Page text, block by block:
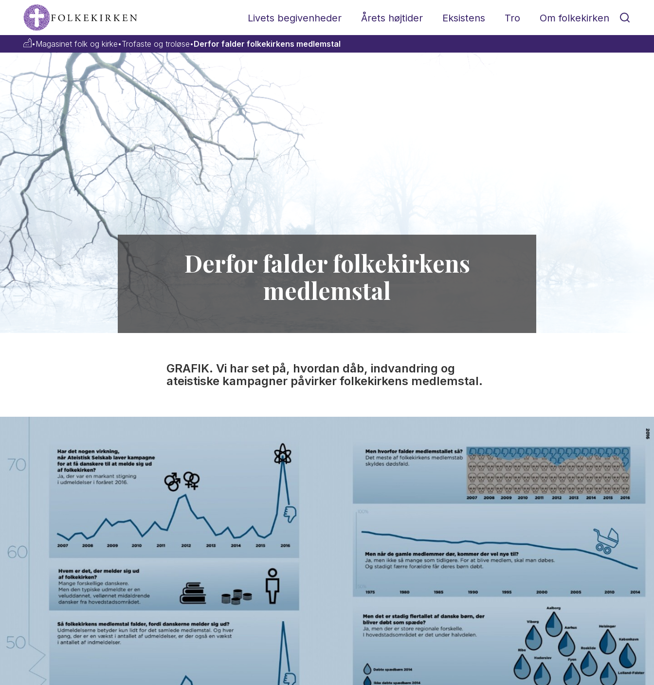
Livets begivenheder Årets højtider Eksistens Tro Om folkekirken
•Magasinet folk og kirke•Trofaste og troløse•Derfor falder folkekirkens medlemstal
Derfor falder folkekirkens
medlemstal
GRAFIK. Vi har set på, hvordan dåb, indvandring og
ateistiske kampagner påvirker folkekirkens medlemstal.